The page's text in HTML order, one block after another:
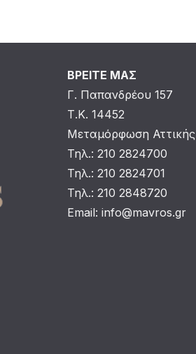
ΒΡΕΙΤΕ ΜΑΣ
Γ. Παπανδρέου 157
Τ.Κ. 14452
Μεταμόρφωση Αττικής
Τηλ.: 210 2824700
Τηλ.: 210 2824701
Τηλ.: 210 2848720
Email:info@mavros.gr